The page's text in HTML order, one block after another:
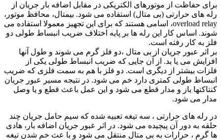
حفاظت از موتورهای الکتریکی در مقابل اضافه بار جریان از
های حرارتی (بی متال) استفاده می شود. بیمتال، محافظ موتور،
overload relay، اسامی هستند که برای این تجهیز معمولا استفاده می
اساس کار این رله ها بر پایه اختلاف ضریب انبساط طولی دو
به کار رفته است.
اثر عبور جریان از بی متال ،دو فلز گرم می شوند و طول آنها
می یا بد. از آن جایی که ضریب انبساط طولی یکی از
بیشتر از دیگری است. دو فلز با هم به سمت فلزی که ضریب
طولی کمتری دارد خم می شود. در نتیجه مسیر عبور جریان
باز و مدار قطع می شود و این عمل باعث قطع و یا وصل
می شود.
رله های حرارتی ، سه تیغه تعبیه شده که سیم حامل جریان چند
به دور آن پیچیده می شود. در اثر عبور جریان اضافه بار، هادی
گرم ، حرارات به بی متال منتقل می شود و با عث خم شدن تیغه